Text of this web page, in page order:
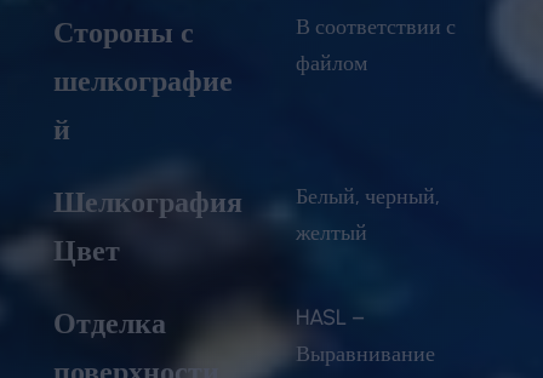
Стороны с
шелкографие
й
В соответствии с
файлом
Шелкография
Цвет
Белый, черный,
желтый
Отделка
поверхности
HASL –
Выравнивание